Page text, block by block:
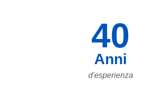
40
Anni
d'esperienza